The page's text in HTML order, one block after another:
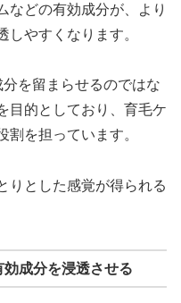
などの有効成分が、より
しやすくなります。
を留まらせるのではな
目的としており、育毛ケ
割を担っています。
りとした感覚が得られる
成分を浸透させる